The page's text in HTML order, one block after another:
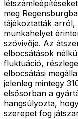
meg
tájékoztatták
munkahelyet
szóvivője. Az
elbocsátások
fluktuáció,
elbocsátási
jelenleg mintegy
elsősorban a
hangsúlyozta,
szerepet fog